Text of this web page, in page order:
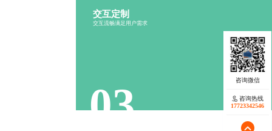
交互定制
交互流畅满足用户需求
操作便捷
03
咨询热线
17723342546